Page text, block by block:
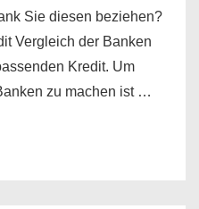
Sie diesen beziehen?
Vergleich der Banken
Kredit. Um
zu machen ist …